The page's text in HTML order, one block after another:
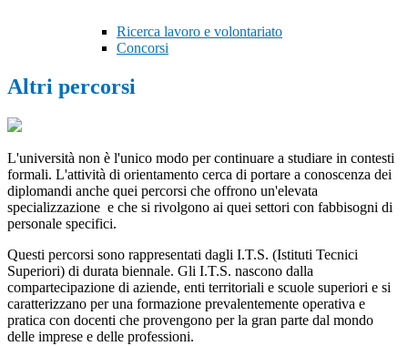
Ricerca lavoro e volontariato
Concorsi
Altri percorsi
L'università non è l'unico modo per continuare a studiare in contesti
formali. L'attività di orientamento cerca di portare a conoscenza dei
diplomandi anche quei percorsi che offrono un'elevata
specializzazione e che si rivolgono ai quei settori con fabbisogni di
personale specifici.
Questi percorsi sono rappresentati dagli I.T.S. (Istituti Tecnici
Superiori) di durata biennale. Gli I.T.S. nascono dalla
compartecipazione di aziende, enti territoriali e scuole superiori e si
caratterizzano per una formazione prevalentemente operativa e
pratica con docenti che provengono per la gran parte dal mondo
delle imprese e delle professioni.